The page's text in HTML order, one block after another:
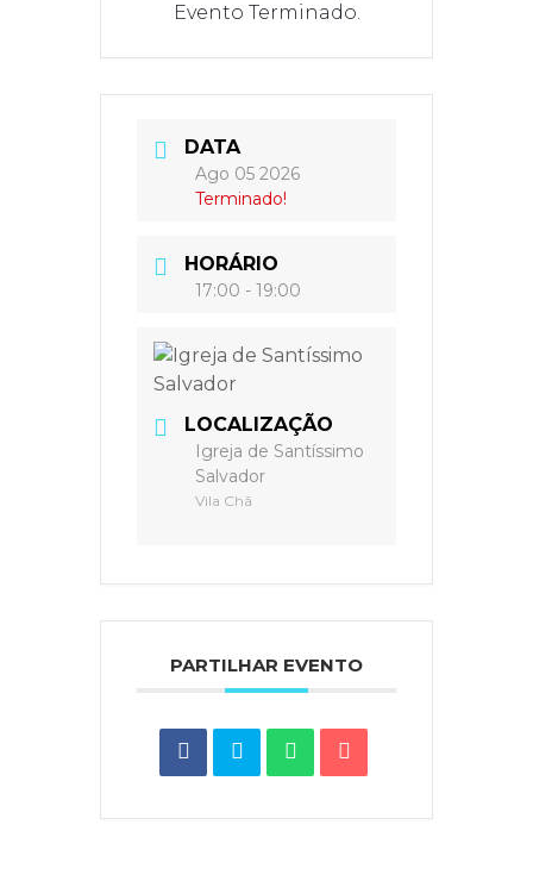
Evento Terminado.
DATA
Ago 05 2026
Terminado!
HORÁRIO
17:00 - 19:00
LOCALIZAÇÃO
Igreja de Santíssimo
Salvador
Vila Chã
PARTILHAR EVENTO